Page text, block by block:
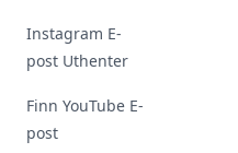
Instagram E-
post Uthenter
Finn YouTube E-
post